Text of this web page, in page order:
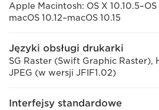
Apple Macintosh: OS X 10.10.5–OS
macOS 10.12–macOS 10.15
Języki obsługi drukarki
SG Raster (Swift Graphic Raster),
JPEG (w wersji JFIF1.02)
Interfejsy standardowe